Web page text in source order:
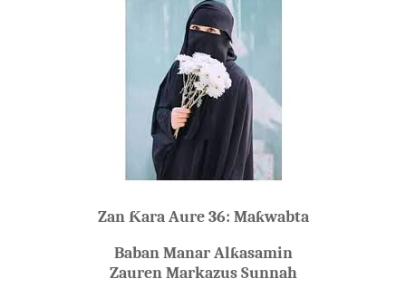
Zan Ƙara Aure 36: Maƙwabta
Baban Manar Alƙasamin
Zauren Markazus Sunnah